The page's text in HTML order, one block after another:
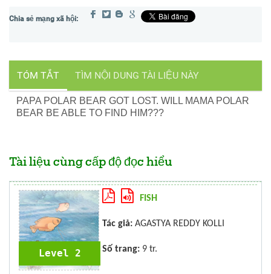
TÓM TẮT TÌM NỘI DUNG TÀI LIỆU NÀY
PAPA POLAR BEAR GOT LOST. WILL MAMA POLAR
BEAR BE ABLE TO FIND HIM???
Tài liệu cùng cấp độ đọc hiểu
Level 2
FISH
Tác giả: AGASTYA REDDY KOLLI
Số trang: 9 tr.